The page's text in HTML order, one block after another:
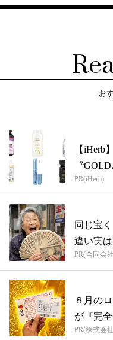
お
【iHerb
〝
PR(iHerb)
同じ宝
違い実
PR(合同会
８月の
が『完
PR(株式会